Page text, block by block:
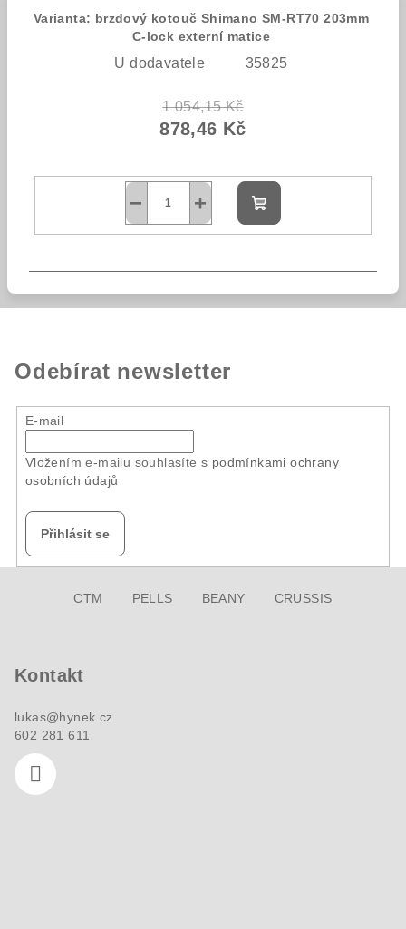
Varianta: brzdový kotouč Shimano SM-RT70 203mm
C-lock externí matice
U dodavatele 35825
1 054,15 Kč
878,46 Kč
+
−
Do
košíku
Odebírat newsletter
E-mail
Vložením e-mailu souhlasíte s podmínkami ochrany
osobních údajů
Přihlásit se
CTM PELLS BEANY CRUSSIS
Kontakt
lukas@hynek.cz
602 281 611